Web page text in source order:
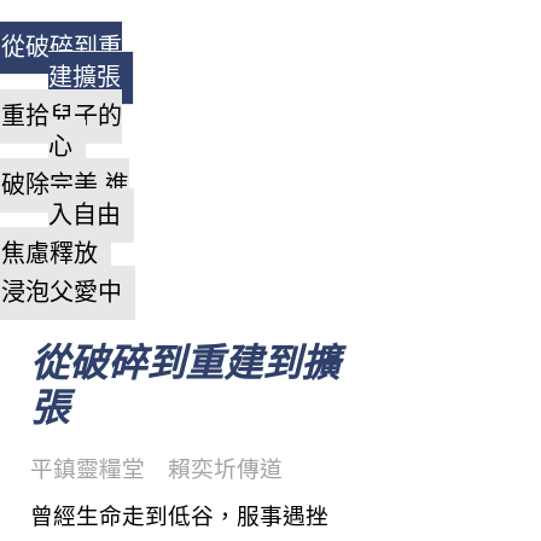
從破碎到重
建擴張
重拾兒子的
心
破除完美 進
入自由
焦慮釋放
浸泡父愛中
從破碎到重建到擴
張
平鎮靈糧堂 賴奕圻傳道
曾經生命走到低谷，服事遇挫